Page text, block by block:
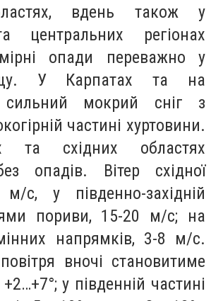
вдень також у
центральних регіонах
опади переважно у
У Карпатах та на
сильний мокрий сніг з
частині хуртовини.
та східних областях
опадів. Вітер східної
с, у південно-західній
пориви, 15-20 м/с; на
напрямків, 3-8 м/с.
вночі становитиме
у південній частині